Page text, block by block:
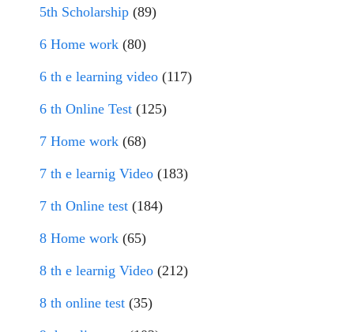
5th Scholarship (89)
6 Home work (80)
6 th e learning video (117)
6 th Online Test (125)
7 Home work (68)
7 th e learnig Video (183)
7 th Online test (184)
8 Home work (65)
8 th e learnig Video (212)
8 th online test (35)